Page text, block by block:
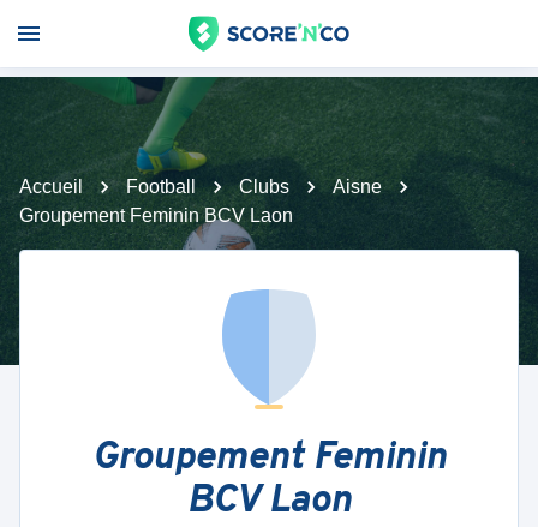
Accueil Football Clubs
Aisne
Groupement Feminin BCV Laon
Groupement Feminin
BCV Laon